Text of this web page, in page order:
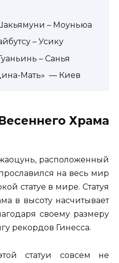
– Моуньюа
– Усику
– Санья
Мать» — Киев
Храма
расположенный
на весь мир
статуе в мире. Статуя
в высоту насчитывает
своему размеру
рекордов Гинесса.
статуи совсем не